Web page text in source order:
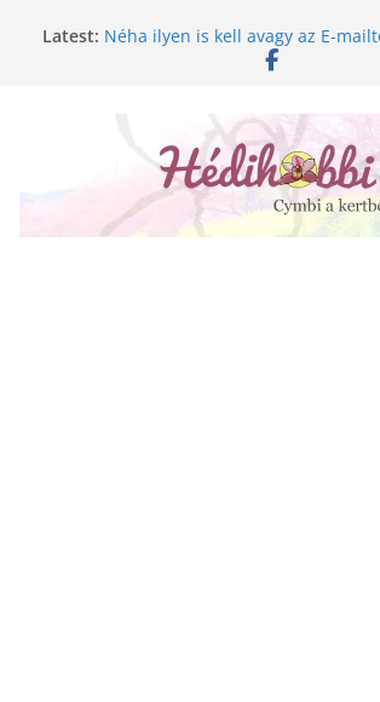
Latest: Néha ilyen is kell avagy az E-
Golgotavirág nevelése magról
Növényápolási tippek, amiket
A lepkeorchidea és a fűtésszezon